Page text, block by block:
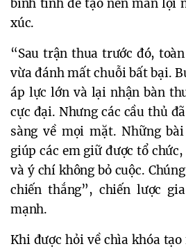
bình tĩnh để tạo nên màn lội
xúc.
“Sau trận thua trước đó,
vừa đánh mất chuỗi bất bại.
áp lực lớn và lại nhận bàn
cực đại. Nhưng các cầu thủ
sàng về mọi mặt. Những
giúp các em giữ được tổ
và ý chí không bỏ cuộc.
chiến thắng”, chiến lược
mạnh.
Khi được hỏi về chìa khóa